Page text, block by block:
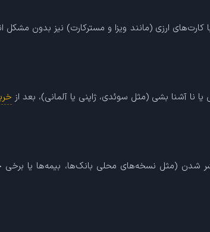
کارت‌های ارزی (مانند ویزا و مسترکارت) نیز بدون
نا آشنا بشی (مثل سوئدی، ژاپنی یا آلمانی)، بعد از